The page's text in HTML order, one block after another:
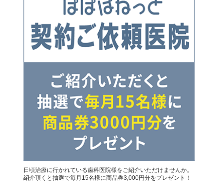
日頃治療に行かれている歯科医院様をご紹介いただけませんか。
紹介頂くと抽選で毎月15名様に商品券3,000円分をプレゼント！